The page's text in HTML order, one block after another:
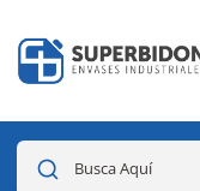
Busca Aquí